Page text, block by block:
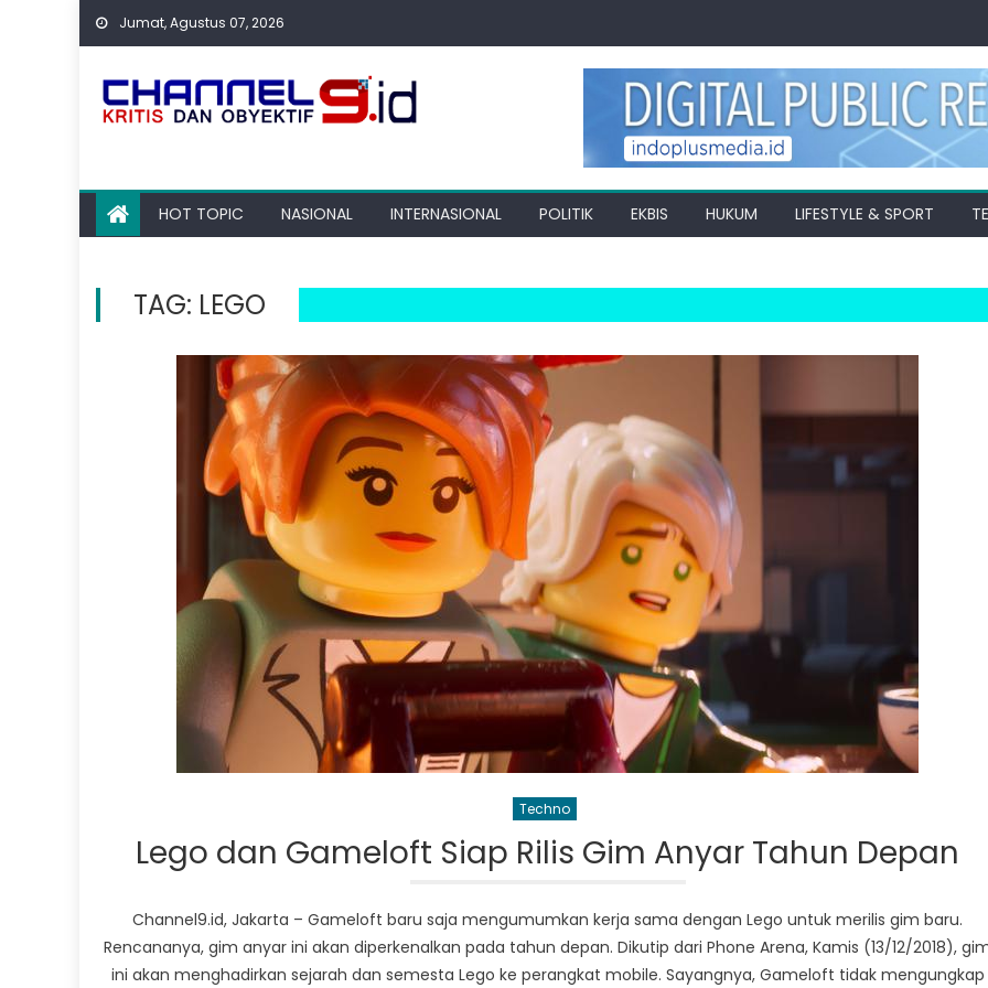
Skip
Jumat, Agustus 07, 2026
HOT TOPIC NASIONAL INTERNASIONAL POLITIK EKBIS HUKUM LIFESTYLE & SPORT
TAG: LEGO
Techno
Lego dan Gameloft Siap Rilis Gim Anyar Tahun Depan
Channel9.id, Jakarta – Gameloft baru saja mengumumkan kerja sama dengan Lego untuk merilis gim baru.
Rencananya, gim anyar ini akan diperkenalkan pada tahun depan. Dikutip dari Phone Arena, Kamis (13/12/2018),
ini akan menghadirkan sejarah dan semesta Lego ke perangkat mobile. Sayangnya, Gameloft tidak mengungkap